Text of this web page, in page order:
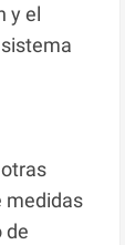
y el
medidas
de